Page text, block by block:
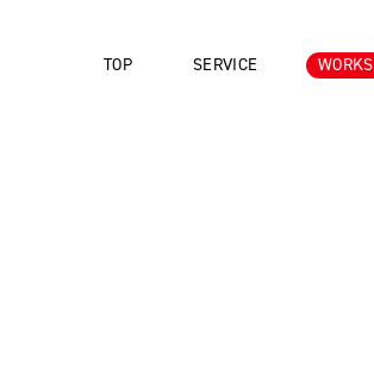
TOP SERVICE WORKS